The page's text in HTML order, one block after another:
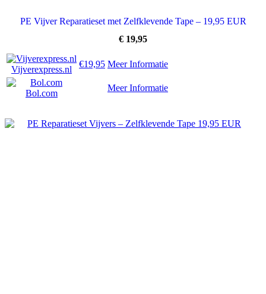
PE Vijver Reparatieset met Zelfklevende Tape – 19,95 EUR
€ 19,95
Vijverexpress.nl
€19,95 Meer Informatie
Bol.com
Meer Informatie